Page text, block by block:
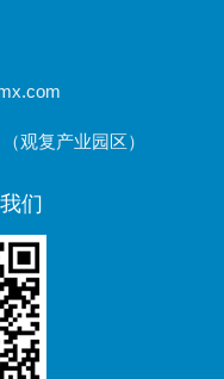
观复产业园区）
们